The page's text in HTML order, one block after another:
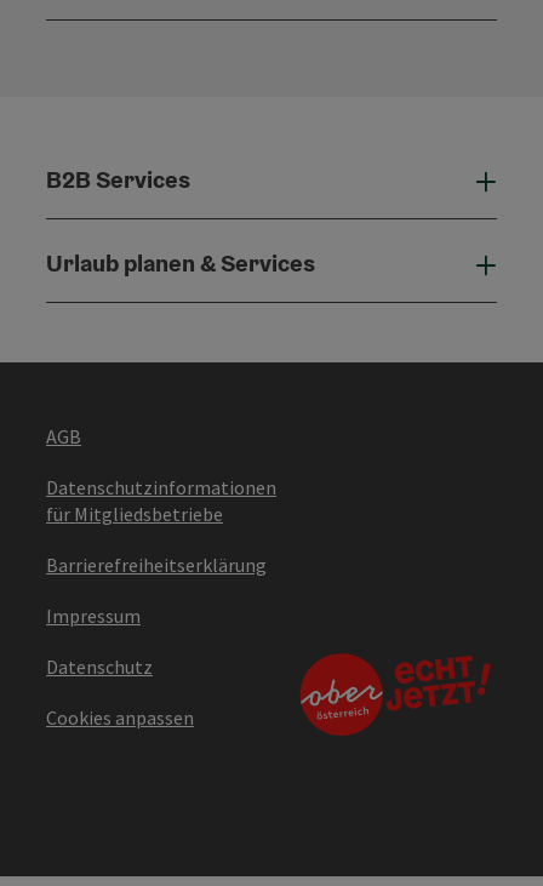
B2B Services
Urlaub planen & Services
AGB
Datenschutzinformationen
für Mitgliedsbetriebe
Barrierefreiheitserklärung
Impressum
Datenschutz
Cookies anpassen